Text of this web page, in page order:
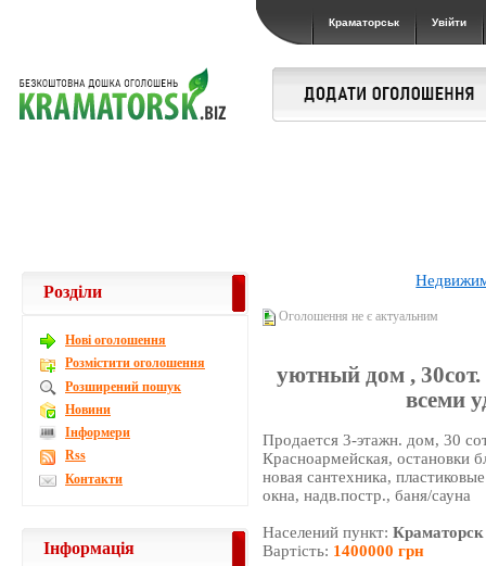
Краматорськ Увійти
Оголошення не є актуальним
уютный дом , 30сот.
всеми
Продается 3-этажн. дом, 30
Красноармейская, остановки
новая сантехника,
окна, надв.постр., баня/сауна
Населений пункт:Краматорск
Вартість: 1400000 грн
Розділи
Новi оголошення
Розмістити оголошення
Розширений пошук
Новини
Інформери
Rss
Контакти
Інформація